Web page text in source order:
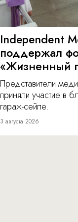
Independent
поддержал
«Жизненный
Представители
приняли участие в
гараж-сейле.
3 августа 2026